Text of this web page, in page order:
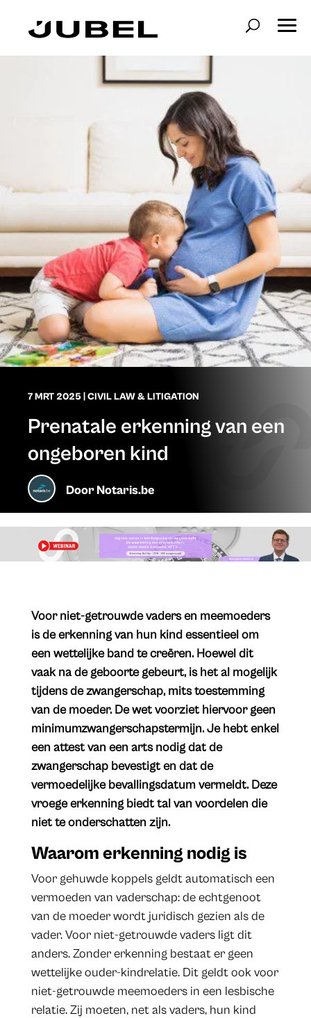
7 MRT 2025 CIVIL LAW & LITIGATION
Prenatale erkenning van een
ongeboren kind
DoorNotaris.be
Voor niet-getrouwde vaders en meemoeders
is de erkenning van hun kind essentieel om
een wettelijke band te creëren. Hoewel dit
vaak na de geboorte gebeurt, is het al mogelijk
tijdens de zwangerschap, mits toestemming
van de moeder. De wet voorziet hiervoor geen
minimumzwangerschapstermijn. Je hebt enkel
een attest van een arts nodig dat de
zwangerschap bevestigt en dat de
vermoedelijke bevallingsdatum vermeldt. Deze
vroege erkenning biedt tal van voordelen die
niet te onderschatten zijn.
Waarom erkenning nodig is
Voor gehuwde koppels geldt automatisch een
vermoeden van vaderschap: de echtgenoot
van de moeder wordt juridisch gezien als de
vader. Voor niet-getrouwde vaders ligt dit
anders. Zonder erkenning bestaat er geen
wettelijke ouder-kindrelatie. Dit geldt ook voor
niet-getrouwde meemoeders in een lesbische
relatie. Zij moeten, net als vaders, hun kind